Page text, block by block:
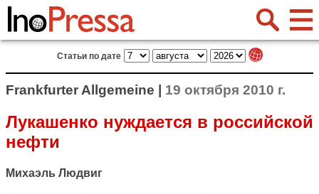
Статьи по дате
Frankfurter Allgemeine | 19 октября 2010 г.
Лукашенко нуждается в российской
нефти
Михаэль Людвиг